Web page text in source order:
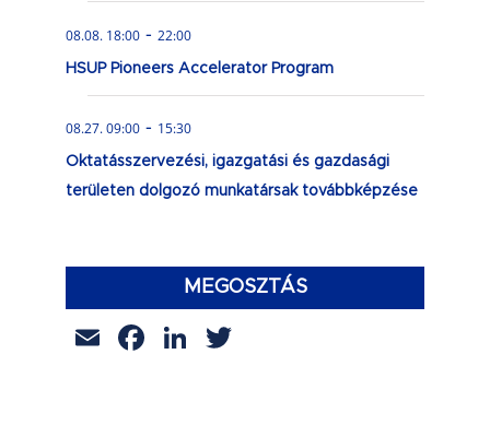
08.08. 18:00 - 22:00
HSUP Pioneers Accelerator Program
08.27. 09:00 - 15:30
Oktatásszervezési, igazgatási és gazdasági
területen dolgozó munkatársak továbbképzése
MEGOSZTÁS
EmailFacebook
LinkedIn